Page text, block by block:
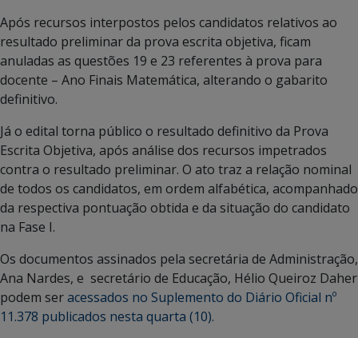
Após recursos interpostos pelos candidatos relativos ao
resultado preliminar da prova escrita objetiva, ficam
anuladas as questões 19 e 23 referentes à prova para
docente – Ano Finais Matemática, alterando o gabarito
definitivo.
Já o edital torna público o resultado definitivo da Prova
Escrita Objetiva, após análise dos recursos impetrados
contra o resultado preliminar. O ato traz a relação nominal
de todos os candidatos, em ordem alfabética, acompanhado
da respectiva pontuação obtida e da situação do candidato
na Fase I.
Os documentos assinados pela secretária de Administração,
Ana Nardes, e secretário de Educação, Hélio Queiroz Daher
podem seracessados no Suplemento do Diário Oficial nº
11.378 publicados nesta quarta (10).